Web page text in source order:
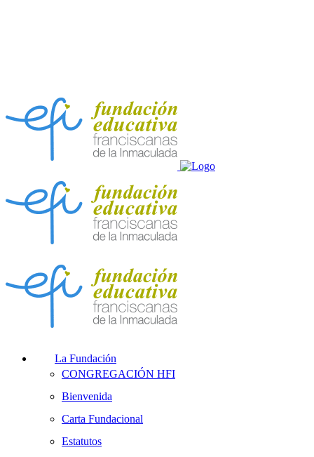
La Fundación
CONGREGACIÓN HFI
Bienvenida
Carta Fundacional
Estatutos